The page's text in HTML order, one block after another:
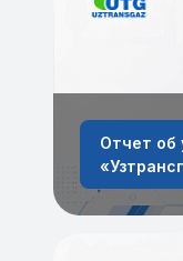
Отчет об